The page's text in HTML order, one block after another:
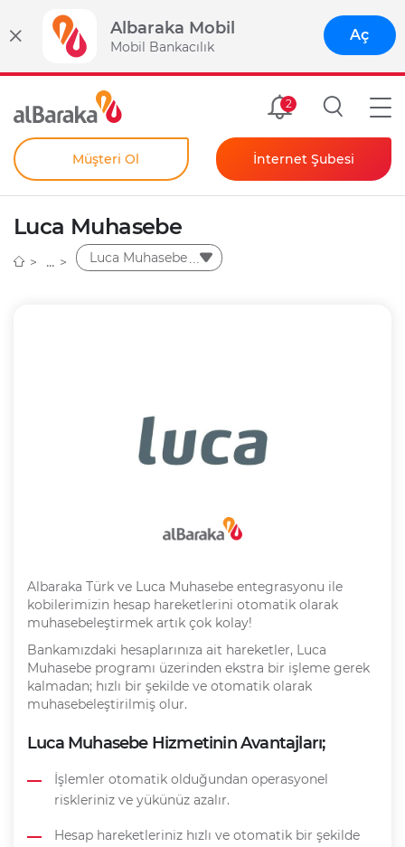
Albaraka Mobil
Mobil Bankacılık
Aç
Size Özel
2
Müşteri Ol
Kendim İçin
Şahıs Firmam İçin
İnternet Şubesi
Bireysel
Luca Muhasebe
Luca Muhasebe
Albaraka Türk ve Luca Muhasebe entegrasyonu ile
kobilerimizin hesap hareketlerini otomatik olarak
muhasebeleştirmek artık çok kolay!
Bankamızdaki hesaplarınıza ait hareketler, Luca
Muhasebe programı üzerinden ekstra bir işleme gerek
kalmadan; hızlı bir şekilde ve otomatik olarak
muhasebeleştirilmiş olur.
Luca Muhasebe Hizmetinin Avantajları;
İşlemler otomatik olduğundan operasyonel
riskleriniz ve yükünüz azalır.
Hesap hareketleriniz hızlı ve otomatik bir şekilde